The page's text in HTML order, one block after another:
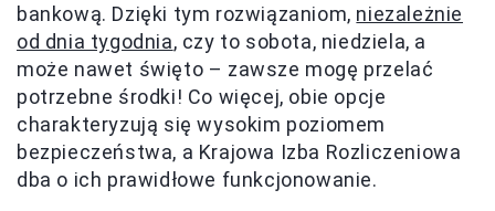
bankową. Dzięki tym rozwiązaniom, niezależnie
od dnia tygodnia, czy to sobota, niedziela, a
może nawet święto – zawsze mogę przelać
potrzebne środki! Co więcej, obie opcje
charakteryzują się wysokim poziomem
bezpieczeństwa, a Krajowa Izba Rozliczeniowa
dba o ich prawidłowe funkcjonowanie.